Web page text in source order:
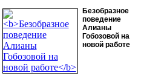
Безобразное
поведение
Алианы
Гобозовой на
новой работе